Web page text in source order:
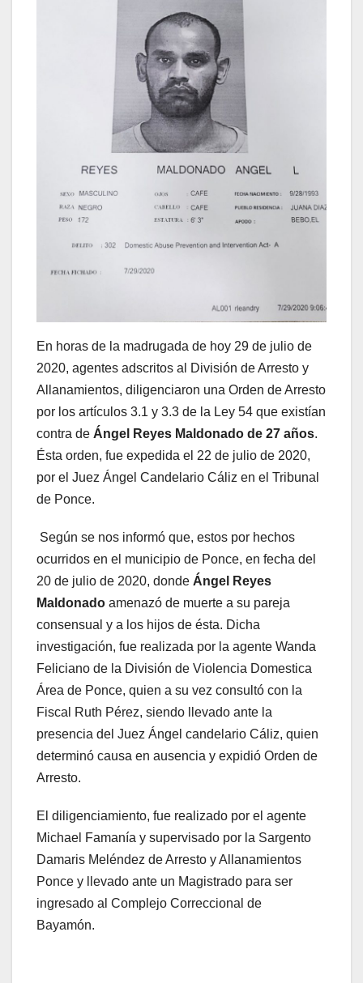
En horas de la madrugada de hoy 29 de julio de
2020, agentes adscritos al División de Arresto y
Allanamientos, diligenciaron una Orden de Arresto
por los artículos 3.1 y 3.3 de la Ley 54 que existían
contra de Ángel Reyes Maldonado de 27 años.
Ésta orden, fue expedida el 22 de julio de 2020,
por el Juez Ángel Candelario Cáliz en el Tribunal
de Ponce.
Según se nos informó que, estos por hechos
ocurridos en el municipio de Ponce, en fecha del
20 de julio de 2020, donde Ángel Reyes
Maldonado amenazó de muerte a su pareja
consensual y a los hijos de ésta. Dicha
investigación, fue realizada por la agente Wanda
Feliciano de la División de Violencia Domestica
Área de Ponce, quien a su vez consultó con la
Fiscal Ruth Pérez, siendo llevado ante la
presencia del Juez Ángel candelario Cáliz, quien
determinó causa en ausencia y expidió Orden de
Arresto.
El diligenciamiento, fue realizado por el agente
Michael Famanía y supervisado por la Sargento
Damaris Meléndez de Arresto y Allanamientos
Ponce y llevado ante un Magistrado para ser
ingresado al Complejo Correccional de
Bayamón.